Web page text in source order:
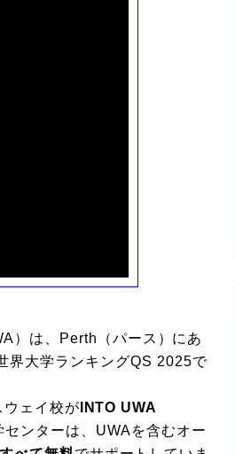
）は、Perth（パース）にあ
界大学ランキングQS 2025で
ェイ校が INTO UWA
ンターは、UWAを含むオー